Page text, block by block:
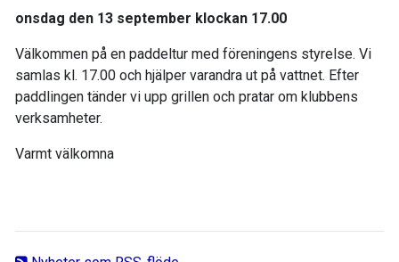
onsdag den 13 september klockan 17.00
Välkommen på en paddeltur med föreningens styrelse. Vi
samlas kl. 17.00 och hjälper varandra ut på vattnet. Efter
paddlingen tänder vi upp grillen och pratar om klubbens
verksamheter.
Varmt välkomna